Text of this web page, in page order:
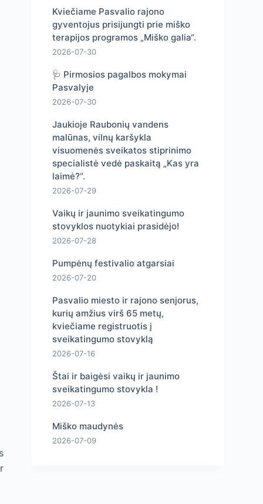
Kviečiame Pasvalio rajono
gyventojus prisijungti prie miško
terapijos programos „Miško galia“.
2026-07-30
🩺 Pirmosios pagalbos mokymai
Pasvalyje
2026-07-30
Jaukioje Raubonių vandens
malūnas, vilnų karšykla
visuomenės sveikatos stiprinimo
specialistė vedė paskaitą „Kas yra
laimė?“.
2026-07-29
Vaikų ir jaunimo sveikatingumo
stovyklos nuotykiai prasidėjo!
2026-07-28
Pumpėnų festivalio atgarsiai
2026-07-20
Pasvalio miesto ir rajono senjorus,
kurių amžius virš 65 metų,
kviečiame registruotis į
sveikatingumo stovyklą
2026-07-16
Štai ir baigėsi vaikų ir jaunimo
sveikatingumo stovykla !
2026-07-13
Miško maudynės
2026-07-09